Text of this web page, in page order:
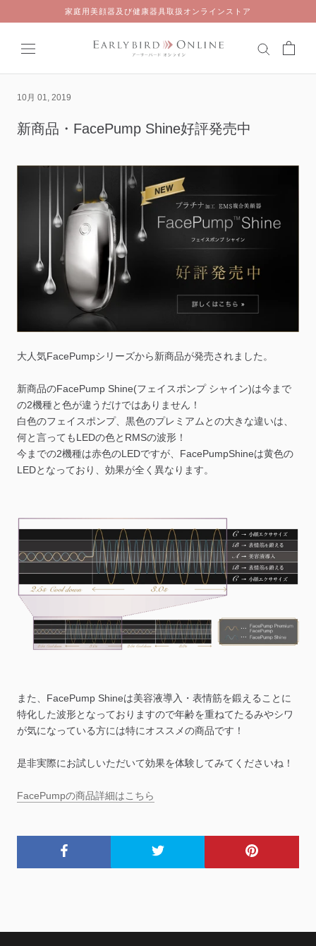
to
家庭用美顔器及び健康器具取扱オンラインストア
10月 01, 2019
新商品・FacePump Shine好評発売中
大人気FacePumpシリーズから新商品が発売されました。
新商品のFacePump Shine(フェイスポンプ シャイン)は今まで
の2機種と色が違うだけではありません！
白色のフェイスポンプ、黒色のプレミアムとの大きな違いは、
何と言ってもLEDの色とRMSの波形！
今までの2機種は赤色のLEDですが、FacePumpShineは黄色の
LEDとなっており、効果が全く異なります。
また、FacePump Shineは美容液導入・表情筋を鍛えることに
特化した波形となっておりますので年齢を重ねてたるみやシワ
が気になっている方には特にオススメの商品です！
是非実際にお試しいただいて効果を体験してみてくださいね！
FacePumpの商品詳細はこちら